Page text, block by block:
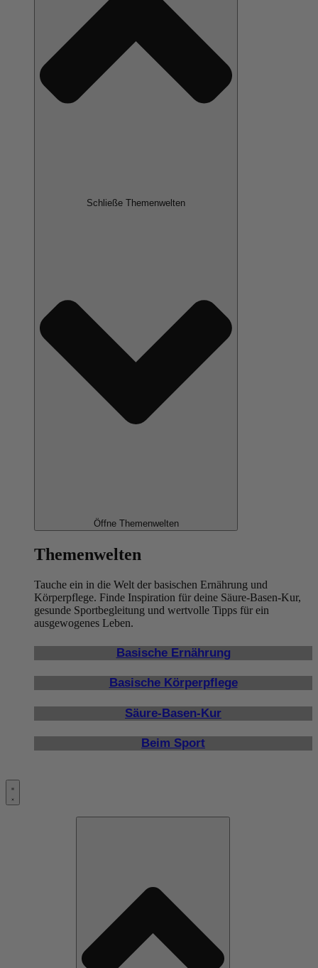
Schließe Themenwelten
Öffne Themenwelten
Themenwelten
Tauche ein in die Welt der basischen Ernährung und
Körperpflege. Finde Inspiration für deine Säure-Basen-Kur,
gesunde Sportbegleitung und wertvolle Tipps für ein
ausgewogenes Leben.
Basische Ernährung
Basische Körperpflege
Säure-Basen-Kur
Beim Sport